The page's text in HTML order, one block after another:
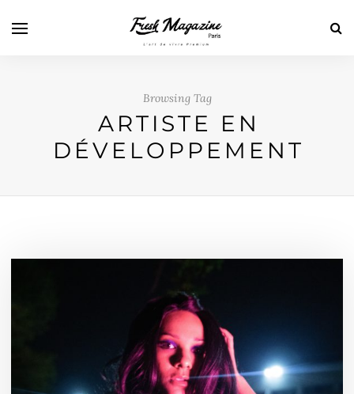
Browsing Tag
ARTISTE EN
DÉVELOPPEMENT